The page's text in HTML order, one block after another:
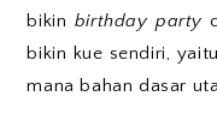
bikin birthday party
bikin kue sendiri, yaitu
mana bahan dasar